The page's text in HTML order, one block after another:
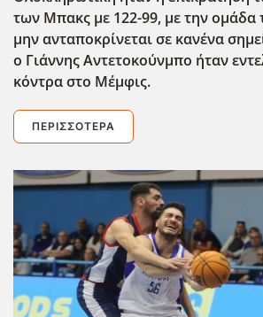
των Μπακς με 122-99, με την ομάδα
μην ανταποκρίνεται σε κανένα
ο Γιάννης Αντετοκούνμπο ήταν
κόντρα στο Μέμφις.
ΠΕΡΙΣΣΌΤΕΡΑ